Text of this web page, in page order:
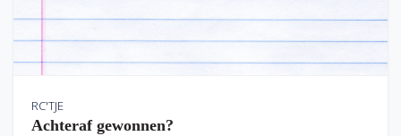
RC'TJE
Achteraf gewonnen?